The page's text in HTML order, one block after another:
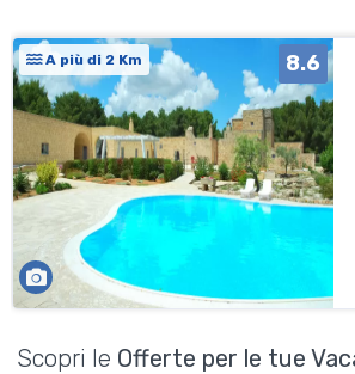
A più di 2 Km 8.6
Scopri le Offerte per le tue